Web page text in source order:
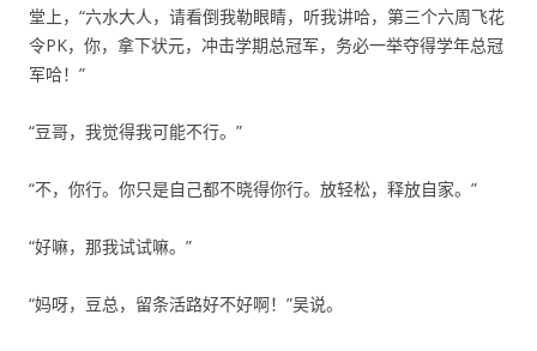
堂上，“六水大人，请看倒我勒眼睛，听我讲哈，第三个六周飞花
令PK，你，拿下状元，冲击学期总冠军，务必一举夺得学年总冠
军哈！”
“豆哥，我觉得我可能不行。”
“不，你行。你只是自己都不晓得你行。放轻松，释放自家。”
“好嘛，那我试试嘛。”
“妈呀，豆总，留条活路好不好啊！”吴说。